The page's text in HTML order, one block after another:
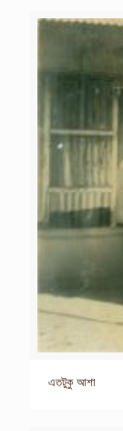
এতটুকু আশা